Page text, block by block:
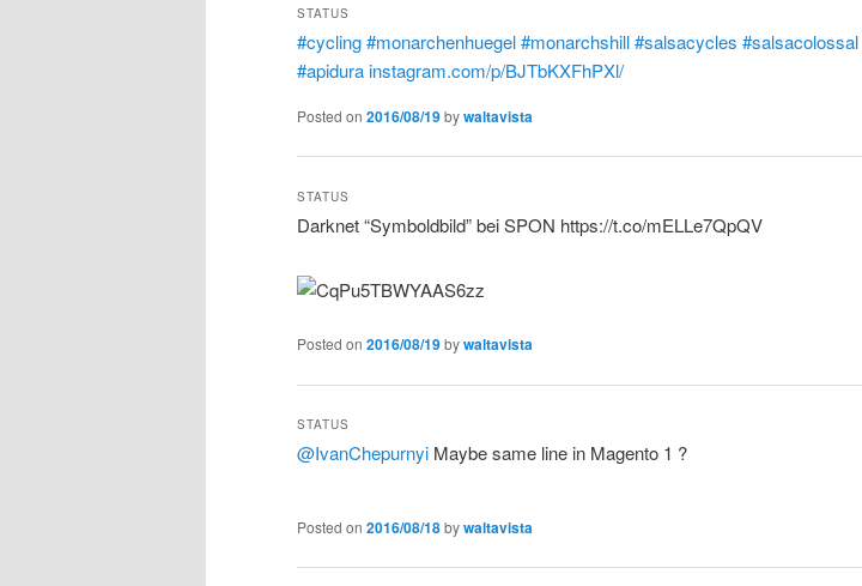
STATUS
#cycling#monarchenhuegel#monarchshill#salsacycles #salsacolossal
#apidurainstagram.com/p/BJTbKXFhPXl/
Posted on 2016/08/19bywaltavista
STATUS
Darknet “Symboldbild” bei SPON https://t.co/mELLe7QpQV
Posted on 2016/08/19bywaltavista
STATUS
@IvanChepurnyi Maybe same line in Magento 1 ?
Posted on 2016/08/18bywaltavista